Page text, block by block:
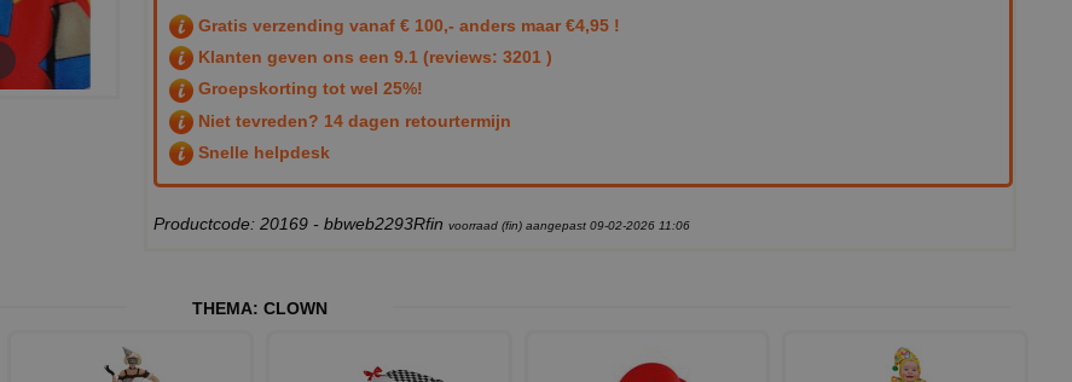
Gratis verzending vanaf € 100,- anders maar €4,95 !
Klanten geven ons een 9.1 (reviews: 3201 )
Groepskorting tot wel 25%!
Niet tevreden? 14 dagen retourtermijn
Snelle helpdesk
Productcode: 20169 - bbweb2293Rfin voorraad (fin) aangepast 09-02-2026 11:06
THEMA: CLOWN